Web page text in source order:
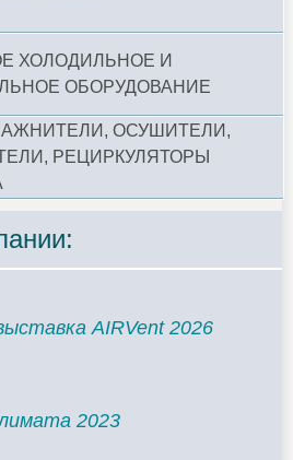
ХОЛОДИЛЬНОЕ И
ОБОРУДОВАНИЕ
ОСУШИТЕЛИ,
РЕЦИРКУЛЯТОРЫ
AIRVent 2026
2023